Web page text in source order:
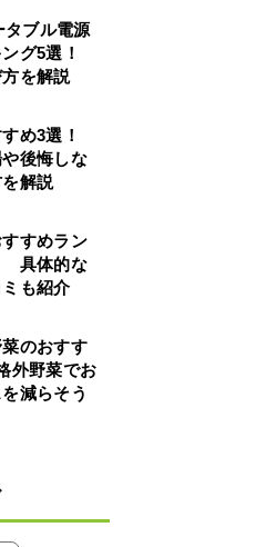
タブル電源
ング5選！
を解説
すめ3選！
後悔しな
解説
すめラン
具体的な
も紹介
のおすす
外野菜でお
減らそう